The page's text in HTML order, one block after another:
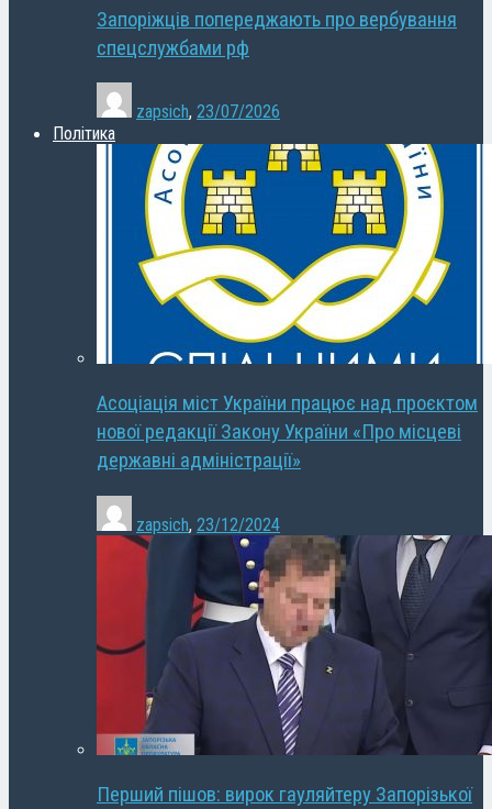
Запоріжців попереджають про вербування
спецслужбами рф
zapsich, 23/07/2026
Політика
Асоціація міст України працює над проєктом
нової редакції Закону України «Про місцеві
державні адміністрації»
zapsich, 23/12/2024
Перший пішов: вирок гауляйтеру Запорізької